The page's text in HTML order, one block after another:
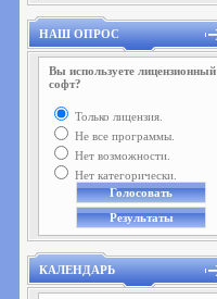
НАШ ОПРОС
Вы используете лицензионный
софт?
Только лицензия.
Не все программы.
Нет возможности.
Нет категорически.
КАЛЕНДАРЬ